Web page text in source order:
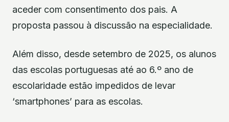
aceder com consentimento dos pais. A
proposta passou à discussão na especialidade.
Além disso, desde setembro de 2025, os alunos
das escolas portuguesas até ao 6.º ano de
escolaridade estão impedidos de levar
‘smartphones’ para as escolas.